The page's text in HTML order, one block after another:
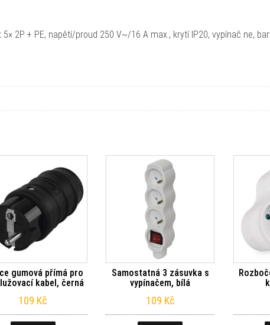
2P + PE, napětí/proud 250 V~/16 A max., krytí IP20, vypínač ne,
gumová přímá pro
kabel, černá
109 Kč
Samostatná 3 zásuvka s
vypínačem, bílá
109 Kč